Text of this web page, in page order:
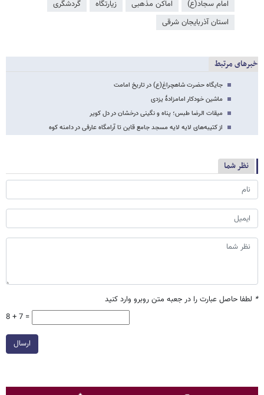
امام سجاد(ع) اماکن مذهبی زیارتگاه
گردشگری
استان آذربایجان شرقی
خبرهای مرتبط
جایگاه حضرت شاهچراغ(ع) در تاریخ امامت
ماشین خودکار امامزادۀ یزدی
میقات الرضا طبس؛ پناه و نگینی درخشان در دل کویر
از کتیبه‌های لایه لایه مسجد جامع قاین تا آرامگاه عارفی در دامنه کوه
نظر شما
* لطفا حاصل عبارت را در جعبه متن روبرو وارد کنید
8 + 7 =
ارسال